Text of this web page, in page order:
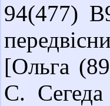
94(477)
[Ольга
С. Сегеда